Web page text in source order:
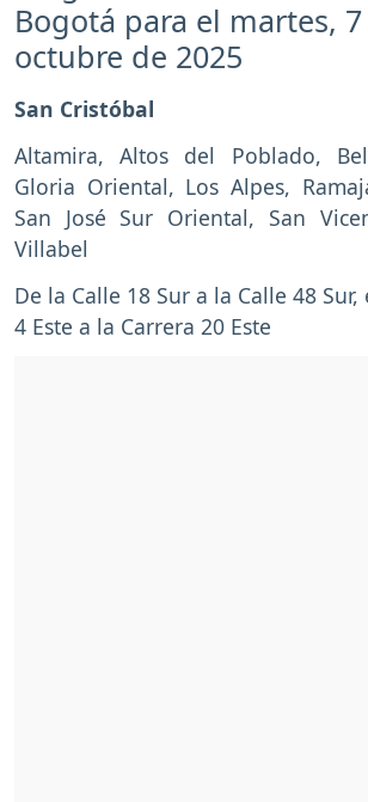
Bogotá para el martes,
octubre de 2025
San Cristóbal
Altamira, Altos del Poblado,
Gloria Oriental, Los Alpes,
San José Sur Oriental, San
Villabel
De la Calle 18 Sur a la Calle 48
4 Este a la Carrera 20 Este